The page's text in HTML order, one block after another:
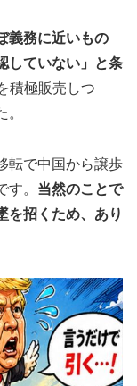
義務に近いもの
していない」と条
積極販売しつ
転で中国から譲歩
。 当然のことで
を招くため、あり